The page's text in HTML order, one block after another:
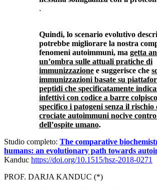
.
Quindi, lo scenario evolutivo
potrebbe migliorare la nostra
fenomeni autoimmuni, ma getta
un’ombra sulle attuali pratiche di
immunizzazione e suggerisce che
immunizzazioni basate su
peptidi che specificatamente
infettivi con codice a barre
specifico i patogeni senza il
crociate autoimmuni nocive contro
dell’ospite umano.
Studio completo: The comparative
humans: an evolutionary path towards
Kanduc https://doi.org/10.1515/hsz-2018-0271
PROF. DARJA KANDUC (*)